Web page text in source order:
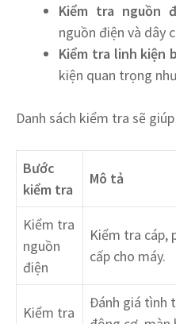
Kiểm tra nguồn
nguồn điện và dây
Kiểm tra linh kiện
kiện quan trọng
Danh sách kiểm tra sẽ
Bước
kiểm tra
Mô tả
Kiểm tra
nguồn
điện
Kiểm tra cáp,
cấp cho máy.
Kiểm tra
Đánh giá tình